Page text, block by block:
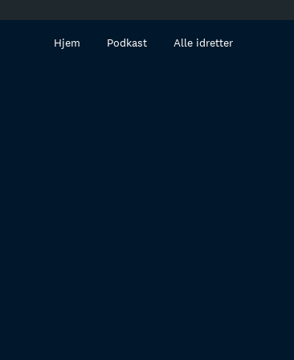
innhold
Hjem Podkast Alle idretter